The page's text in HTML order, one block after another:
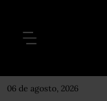
06 de agosto, 2026